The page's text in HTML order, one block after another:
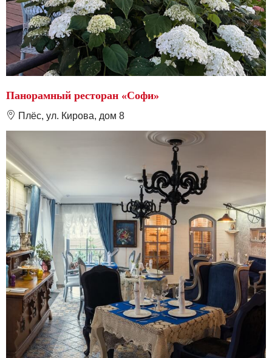
Панорамный ресторан «Софи»
❽ Плёс, ул. Кирова, дом 8